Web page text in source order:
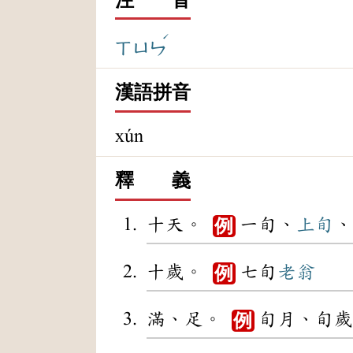
ㄒㄩㄣ
ˊ
漢語拼音
xún
釋 義
十天。 例 一旬、 上旬 、
十歲。 例 七旬 老翁
滿、足。 例 旬月、旬歲